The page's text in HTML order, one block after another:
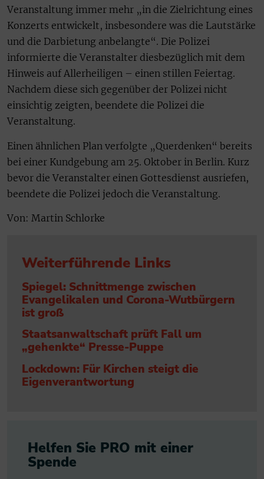
Veranstaltung immer mehr „in die Zielrichtung eines
Konzerts entwickelt, insbesondere was die Lautstärke
und die Darbietung anbelangte“. Die Polizei
informierte die Veranstalter diesbezüglich mit dem
Hinweis auf Allerheiligen – einen stillen Feiertag.
Nachdem diese sich gegenüber der Polizei nicht
einsichtig zeigten, beendete die Polizei die
Veranstaltung.
Einen ähnlichen Plan verfolgte „Querdenken“ bereits
bei einer Kundgebung am 25. Oktober in Berlin. Kurz
bevor die Veranstalter einen Gottesdienst ausriefen,
beendete die Polizei jedoch die Veranstaltung.
Von: Martin Schlorke
Weiterführende Links
Spiegel: Schnittmenge zwischen
Evangelikalen und Corona-Wutbürgern
ist groß
Staatsanwaltschaft prüft Fall um
„gehenkte“ Presse-Puppe
Lockdown: Für Kirchen steigt die
Eigenverantwortung
Helfen Sie PRO mit einer
Spende